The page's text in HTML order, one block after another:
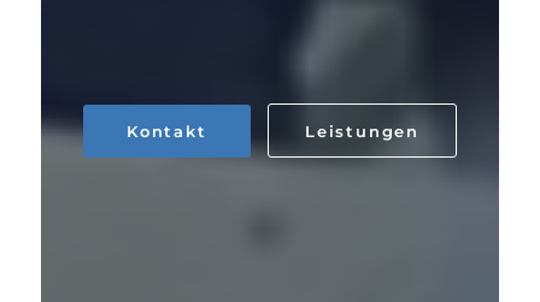
Kontakt Leistungen